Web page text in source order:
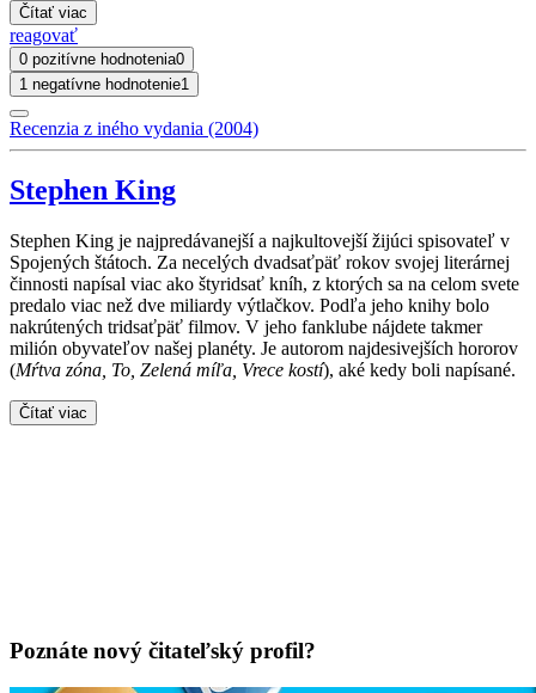
Čítať viac
reagovať
0 pozitívne hodnotenia0
1 negatívne hodnotenie1
Recenzia z iného vydania (2004)
Stephen King
Stephen King je najpredávanejší a najkultovejší žijúci spisovateľ v
Spojených štátoch. Za necelých dvadsaťpäť rokov svojej literárnej
činnosti napísal viac ako štyridsať kníh, z ktorých sa na celom svete
predalo viac než dve miliardy výtlačkov. Podľa jeho knihy bolo
nakrútených tridsaťpäť filmov. V jeho fanklube nájdete takmer
milión obyvateľov našej planéty. Je autorom najdesivejších hororov
(Mŕtva zóna, To, Zelená míľa, Vrece kostí), aké kedy boli napísané.
Čítať viac
Poznáte nový čitateľský profil?